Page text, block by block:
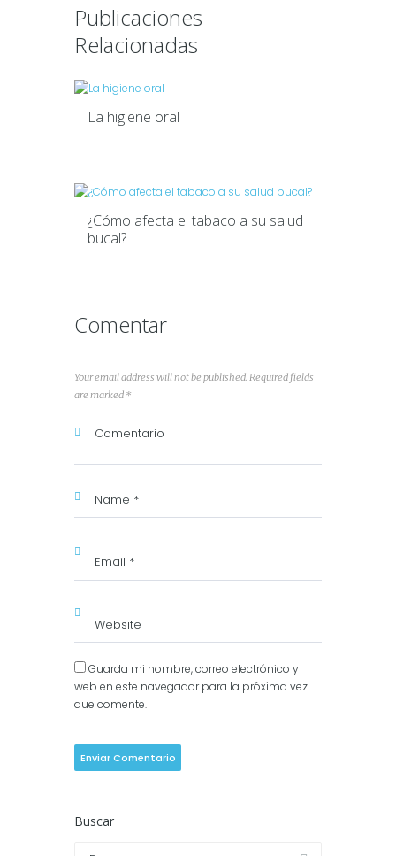
Publicaciones
Relacionadas
La higiene oral
¿Cómo afecta el tabaco a su salud
bucal?
Comentar
Your email address will not be published. Required fields
are marked *
Guarda mi nombre, correo electrónico y
web en este navegador para la próxima vez
que comente.
Buscar